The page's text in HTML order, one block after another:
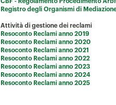
Registro degli Organismi di
Attività di gestione dei reclami
Resoconto Reclami anno 2019
Resoconto Reclami anno 2020
Resoconto Reclami anno 2021
Resoconto Reclami anno 2022
Resoconto Reclami anno 2023
Resoconto Reclami anno 2024
Resoconto Reclami anno 2025